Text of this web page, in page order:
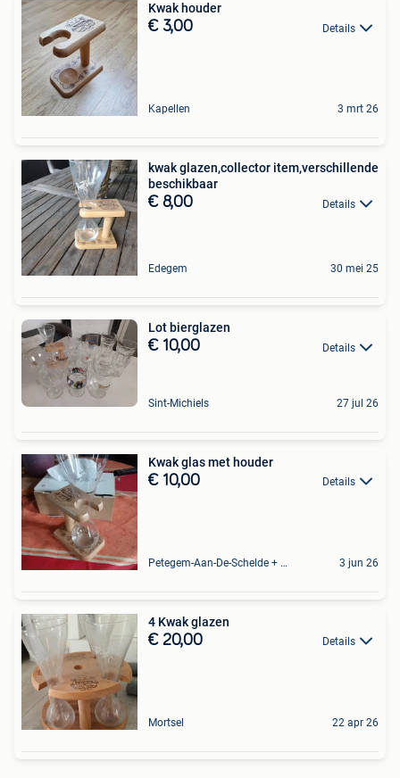
Kwak houder
€ 3,00 Details
Kapellen 3 mrt 26
kwak glazen,collector item,verschillende
beschikbaar
€ 8,00 Details
Edegem 30 mei 25
Lot bierglazen
€ 10,00 Details
Sint-Michiels 27 jul 26
Kwak glas met houder
€ 10,00 Details
Petegem-Aan-De-Schelde + Deel Van Oudenaarde 3 jun 26
4 Kwak glazen
€ 20,00 Details
Mortsel 22 apr 26